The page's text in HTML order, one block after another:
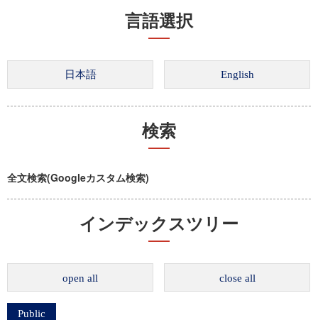
言語選択
検索
全文検索(Googleカスタム検索)
インデックスツリー
open all close all
Public